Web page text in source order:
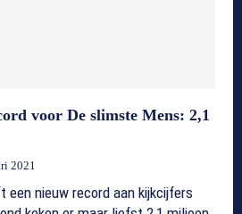
voor De slimste Mens: 2,1
2021
een nieuw record aan kijkcijfers